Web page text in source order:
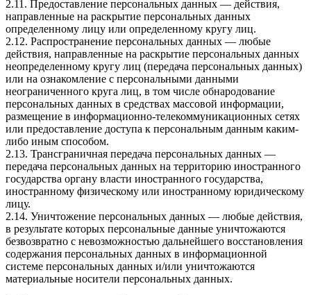
2.11. Предоставление персональных данных — действия,
направленные на раскрытие персональных данных
определенному лицу или определенному кругу лиц.
2.12. Распространение персональных данных — любые
действия, направленные на раскрытие персональных данных
неопределенному кругу лиц (передача персональных данных)
или на ознакомление с персональными данными
неограниченного круга лиц, в том числе обнародование
персональных данных в средствах массовой информации,
размещение в информационно-телекоммуникационных сетях
или предоставление доступа к персональным данным каким-
либо иным способом.
2.13. Трансграничная передача персональных данных —
передача персональных данных на территорию иностранного
государства органу власти иностранного государства,
иностранному физическому или иностранному юридическому
лицу.
2.14. Уничтожение персональных данных — любые действия,
в результате которых персональные данные уничтожаются
безвозвратно с невозможностью дальнейшего восстановления
содержания персональных данных в информационной
системе персональных данных и/или уничтожаются
материальные носители персональных данных.